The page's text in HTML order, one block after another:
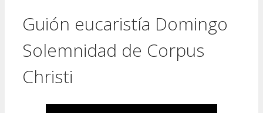
Guión eucaristía Domingo
Solemnidad de Corpus
Christi